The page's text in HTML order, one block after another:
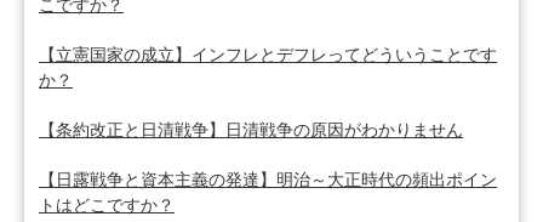
こですか？
【立憲国家の成立】インフレとデフレってどういうことです
か？
【条約改正と日清戦争】日清戦争の原因がわかりません
【日露戦争と資本主義の発達】明治～大正時代の頻出ポイン
トはどこですか？